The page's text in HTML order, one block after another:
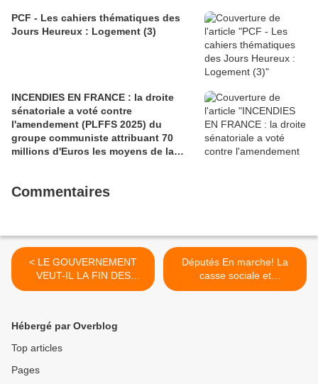
PCF - Les cahiers thématiques des
Jours Heureux : Logement (3)
INCENDIES EN FRANCE : la droite
sénatoriale a voté contre
l'amendement (PLFFS 2025) du
groupe communiste attribuant 70
millions d'Euros les moyens de la
Commentaires
< LE GOUVERNEMENT
VEUT-IL LA FIN DES
CONTRATS AIDES ?
MAURIAUCOURT)
Députés En marche! La
casse sociale et
démocratique comme si de
Hébergé par Overblog
Top articles
Pages